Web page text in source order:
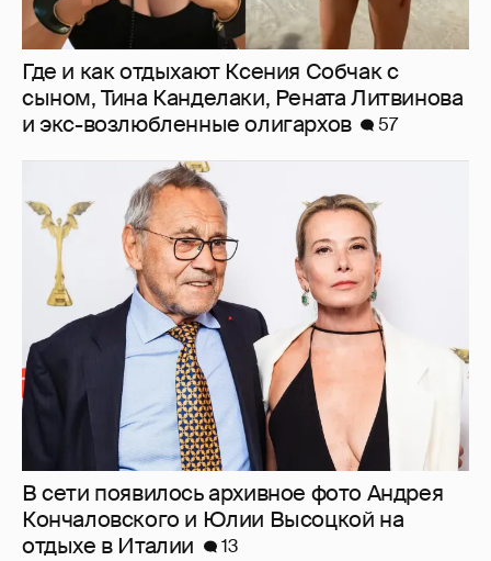
Где и как отдыхают Ксения Собчак с
сыном, Тина Канделаки, Рената Литвинова
и экс-возлюбленные олигархов
57
В сети появилось архивное фото Андрея
Кончаловского и Юлии Высоцкой на
отдыхе в Италии
13